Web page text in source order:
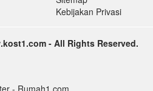
Kebijakan Privasi
- All Rights Reserved.